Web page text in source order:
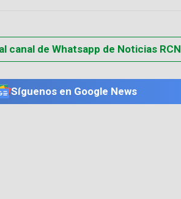
canal de Whatsapp de Noticias RCN
Síguenos en Google News